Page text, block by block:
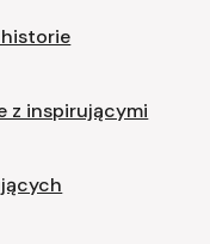
historie
z inspirującymi